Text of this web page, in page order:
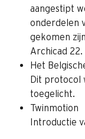
aangestipt
onderdelen
gekomen
Archicad 22.
Het
Dit protocol
toegelicht.
Twinmotion
Introductie